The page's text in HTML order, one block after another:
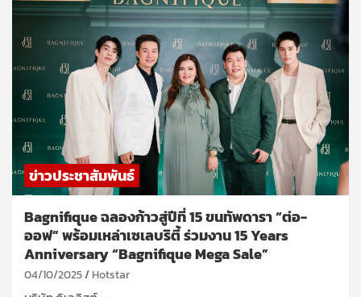
ข่าวประชาสัมพันธ์
Bagnifique ฉลองก้าวสู่ปีที่ 15 ขนทัพดารา “ต่อ-
ออฟ” พร้อมเหล่าเซเลบริตี้ ร่วมงาน 15 Years
Anniversary “Bagnifique Mega Sale”
04/10/2025 Hotstar